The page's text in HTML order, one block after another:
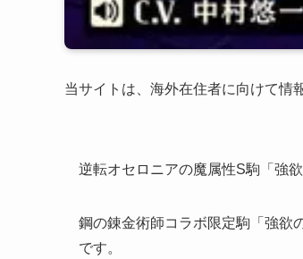
当サイトは、海外在住者に向けて情
逆転オセロニアの魔属性S駒「強
鋼の錬金術師コラボ限定駒「強欲
です。